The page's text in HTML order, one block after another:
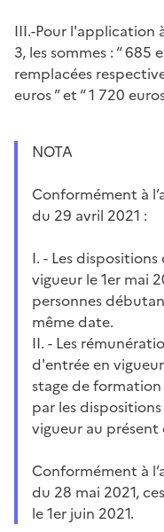
III.-Pour l'application
3, les sommes : “ 685
remplacées
euros ” et “ 1 720
NOTA
Conformément à
du 29 avril 2021 :
I. - Les
vigueur le 1er mai
personnes
même date.
II. - Les
d'entrée en
stage de
par les
vigueur au présent
Conformément à
du 28 mai 2021,
le 1er juin 2021.